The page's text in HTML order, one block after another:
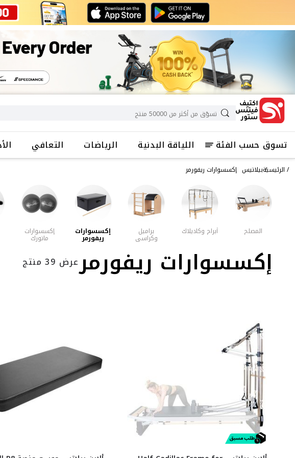
تسوق حسب الفئة اللياقة البدنية الرياضات التعافي
الرئيسيةبيلاتيس إكسسوارات ريفورمر
المصلح أبراج وكاديلاك براميل
وكراسي
إكسسوارات
ريفورمر
إكسسوارات
ماتورك
إكسسوارات ريفورمرعرض 39 منتج